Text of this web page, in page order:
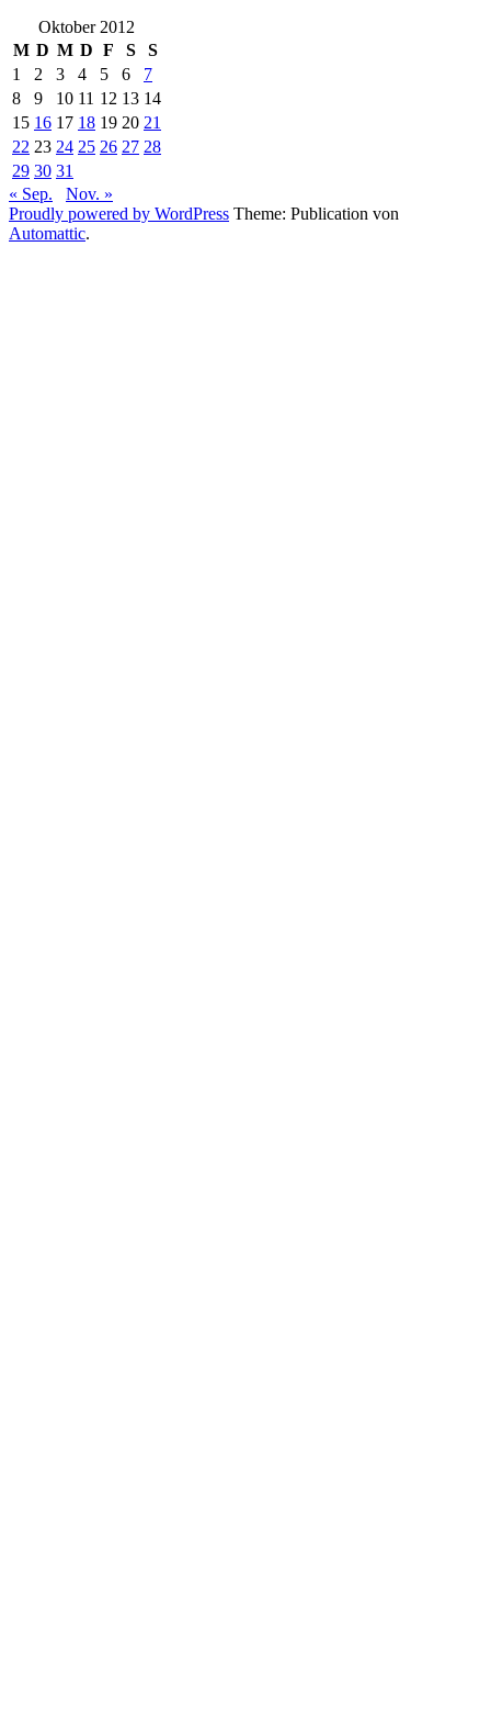
Oktober 2012
M D M D F S
S
1
2 3 4 5 6
7
8
9 10 11 12 13 14
15 16 17 18 19 20 21
22 23 24 25 26 27 28
29 30 31
« Sep.
Nov. »
Proudly powered by WordPress Theme: Publication von
Automattic.